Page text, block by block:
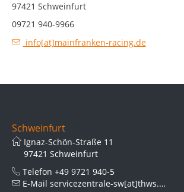
97421 Schweinfurt
09721 940-9966
info[at]mainfranken-racing.de
Schweinfurt
Ignaz-Schön-Straße 11
97421 Schweinfurt
Telefon +49 9721 940-5
E-Mail servicezentrale-sw[at]thws.de